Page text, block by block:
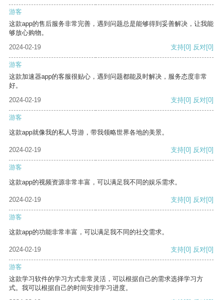
游客
这款app的售后服务非常完善，遇到问题总是能够得到妥善解决，让我能
够放心购物。
2024-02-19
支持[0] 反对[0]
游客
这款加速器app的客服很贴心，遇到问题都能及时解决，服务态度非常
好。
2024-02-19
支持[0] 反对[0]
游客
这款app就像我的私人导游，带我领略世界各地的美景。
2024-02-19 支持[0] 反对[0]
游客
这款app的视频资源非常丰富，可以满足我不同的娱乐需求。
2024-02-19 支持[0] 反对[0]
游客
这款app的功能非常丰富，可以满足我不同的社交需求。
2024-02-19 支持[0] 反对[0]
游客
这款学习软件的学习方式非常灵活，可以根据自己的需求选择学习方
式。我可以根据自己的时间安排学习进度。